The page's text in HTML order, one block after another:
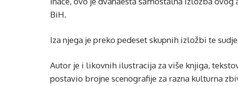
BiH.
Iza njega je preko pedeset skupnih izložbi te
Autor je i likovnih ilustracija za više knjiga,
postavio brojne scenografije za razna kulturna